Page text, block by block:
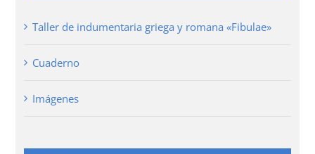
Taller de indumentaria griega y romana «Fibulae»
Cuaderno
Imágenes